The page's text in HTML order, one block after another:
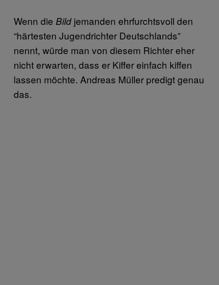
Wenn die Bildjemanden ehrfurchtsvoll den
“härtesten Jugendrichter Deutschlands”
nennt, würde man von diesem Richter eher
nicht erwarten, dass er Kiffer einfach kiffen
lassen möchte. Andreas Müller predigt genau
das.